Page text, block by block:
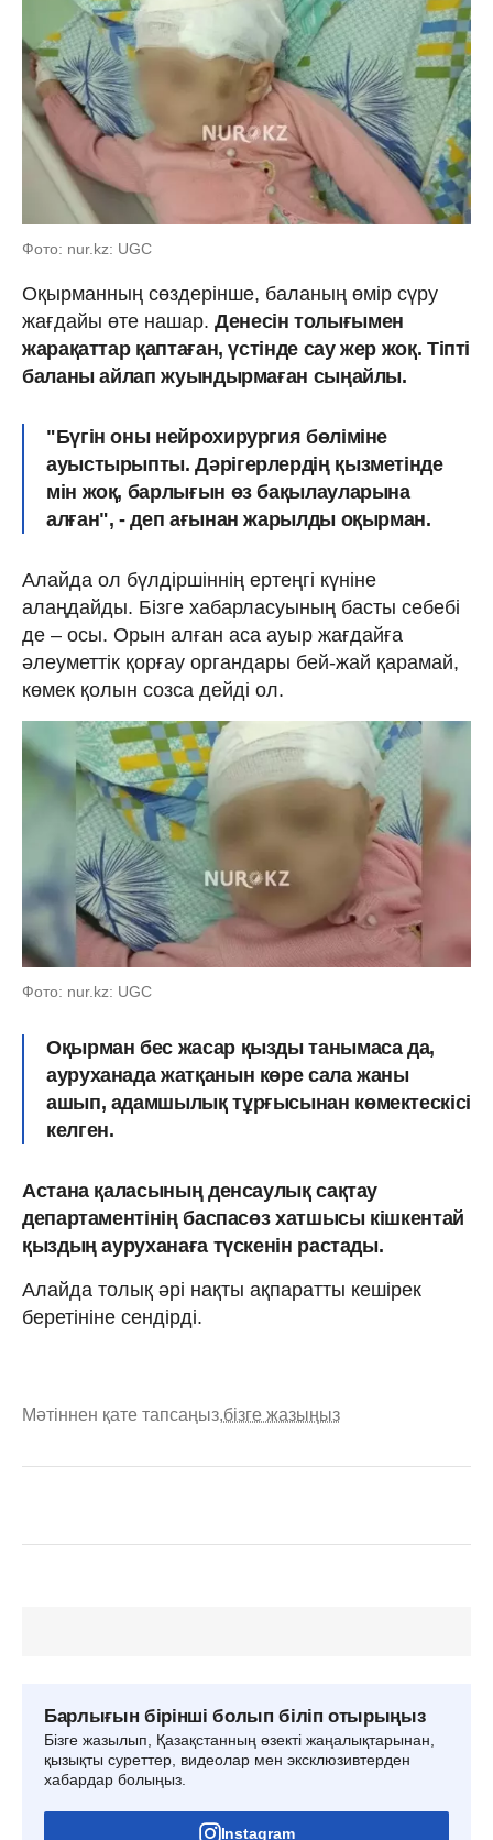
Фото: nur.kz: UGC
Оқырманның сөздерінше, баланың өмір сүру
жағдайы өте нашар. Денесін толығымен
жарақаттар қаптаған, үстінде сау жер жоқ. Тіпті
баланы айлап жуындырмаған сыңайлы.
"Бүгін оны нейрохирургия бөліміне
ауыстырыпты. Дәрігерлердің қызметінде
мін жоқ, барлығын өз бақылауларына
алған", - деп ағынан жарылды оқырман.
Алайда ол бүлдіршіннің ертеңгі күніне
алаңдайды. Бізге хабарласуының басты себебі
де – осы. Орын алған аса ауыр жағдайға
әлеуметтік қорғау органдары бей-жай қарамай,
көмек қолын созса дейді ол.
Фото: nur.kz: UGC
Оқырман бес жасар қызды танымаса да,
ауруханада жатқанын көре сала жаны
ашып, адамшылық тұрғысынан көмектескісі
келген.
Астана қаласының денсаулық сақтау
департаментінің баспасөз хатшысы кішкентай
қыздың ауруханаға түскенін растады.
Алайда толық әрі нақты ақпаратты кешірек
беретініне сендірді.
Мәтіннен қате тапсаңыз,бізге жазыңыз
Барлығын бірінші болып біліп отырыңыз
Бізге жазылып, Қазақстанның өзекті жаңалықтарынан,
қызықты суреттер, видеолар мен эксклюзивтерден
хабардар болыңыз.
Instagram